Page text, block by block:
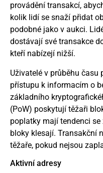
provádění transakcí,
kolik lidí se snaží přidat
podobné jako v aukci.
dostávají své transakce
kteří nabízejí nižší.
Uživatelé v průběhu
přístupu k informacím o
základního
(PoW) poskytují těžaři
poplatky mají tendenci
bloky klesají. Transakční
těžaře, pokud nejsou
Aktivní adresy